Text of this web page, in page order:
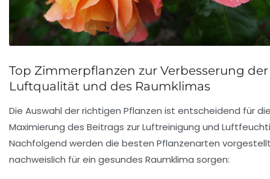
Top Zimmerpflanzen zur Verbesserung der
Luftqualität und des Raumklimas
Die Auswahl der richtigen Pflanzen ist entscheidend für
Maximierung des Beitrags zur Luftreinigung und
Nachfolgend werden die besten Pflanzenarten
nachweislich für ein gesundes Raumklima sorgen: